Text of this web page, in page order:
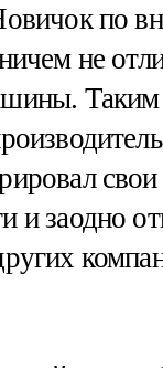
по
не
Таким
свои
и заодно